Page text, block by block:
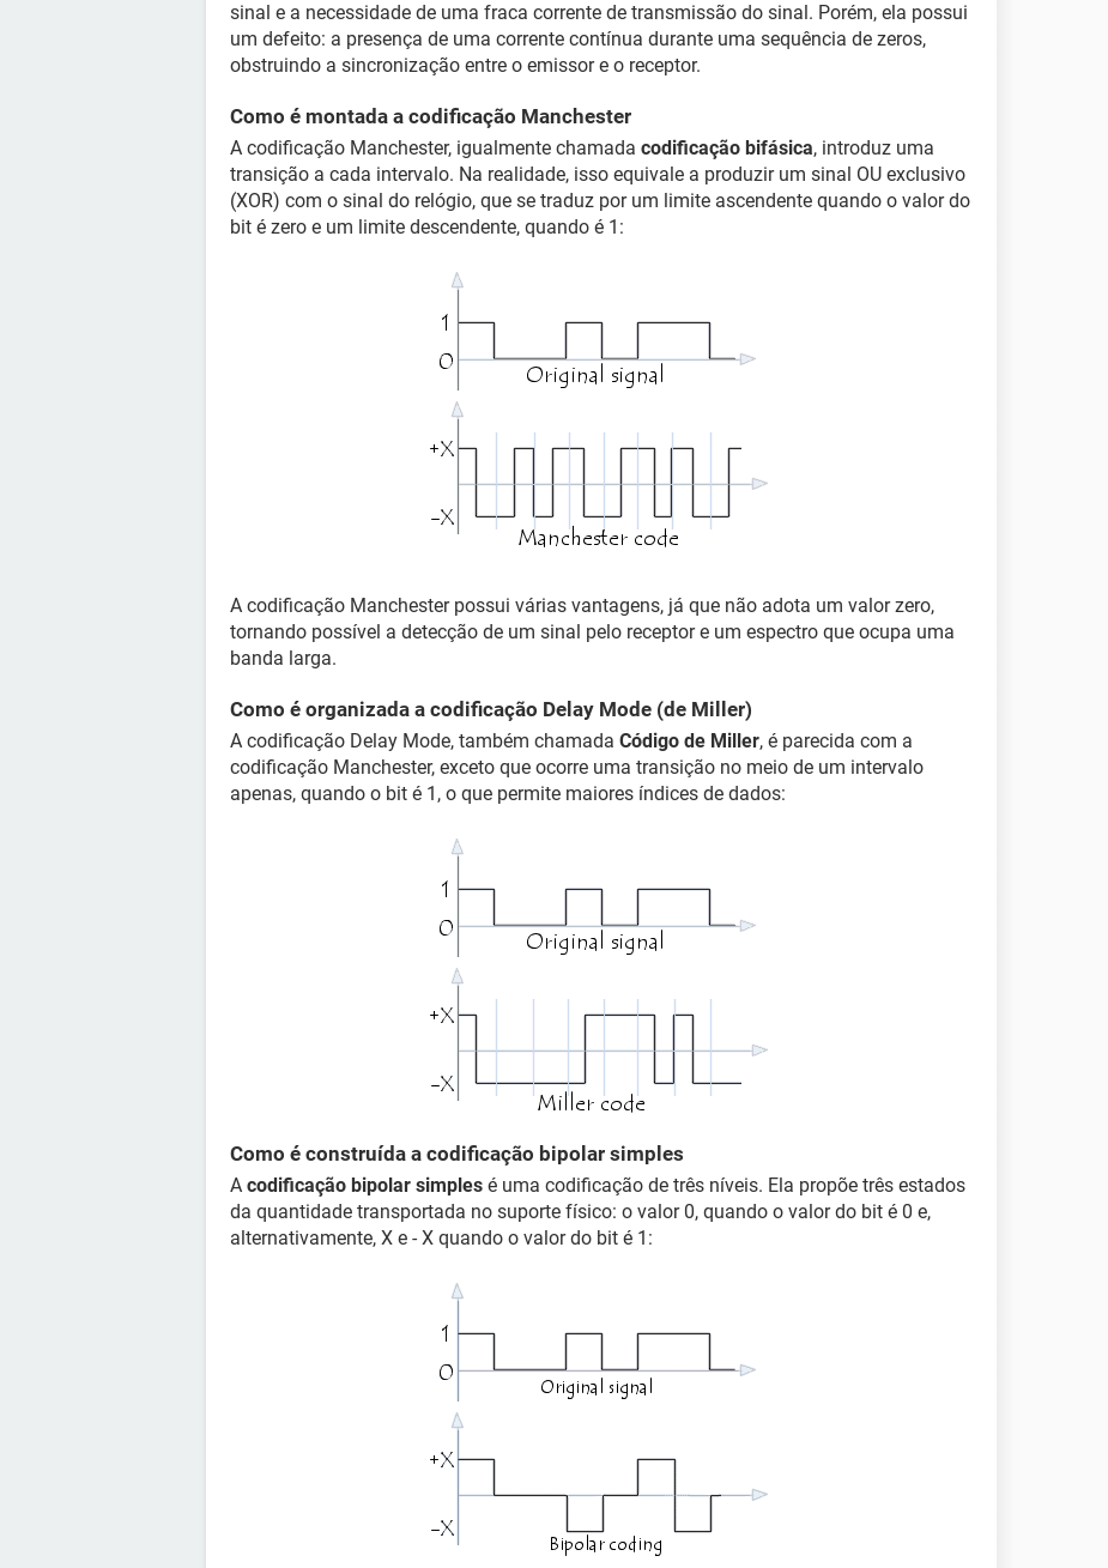
sinal e a necessidade de uma fraca corrente de transmissão do sinal. Porém, ela possui
um defeito: a presença de uma corrente contínua durante uma sequência de zeros,
obstruindo a sincronização entre o emissor e o receptor.
Como é montada a codificação Manchester
A codificação Manchester, igualmente chamada codificação bifásica, introduz uma
transição a cada intervalo. Na realidade, isso equivale a produzir um sinal OU exclusivo
(XOR) com o sinal do relógio, que se traduz por um limite ascendente quando o valor do
bit é zero e um limite descendente, quando é 1:
A codificação Manchester possui várias vantagens, já que não adota um valor zero,
tornando possível a detecção de um sinal pelo receptor e um espectro que ocupa uma
banda larga.
Como é organizada a codificação Delay Mode (de Miller)
A codificação Delay Mode, também chamada Código de Miller, é parecida com a
codificação Manchester, exceto que ocorre uma transição no meio de um intervalo
apenas, quando o bit é 1, o que permite maiores índices de dados:
Como é construída a codificação bipolar simples
A codificação bipolar simples é uma codificação de três níveis. Ela propõe três estados
da quantidade transportada no suporte físico: o valor 0, quando o valor do bit é 0 e,
alternativamente, X e - X quando o valor do bit é 1: